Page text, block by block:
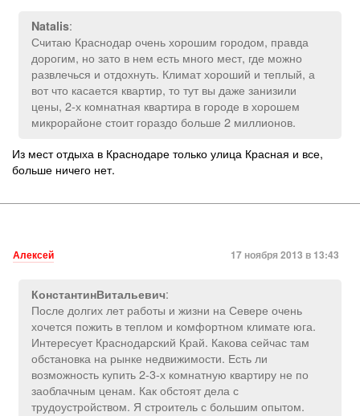
Natalis:
Считаю Краснодар очень хорошим городом, правда
дорогим, но зато в нем есть много мест, где можно
развлечься и отдохнуть. Климат хороший и теплый, а
вот что касается квартир, то тут вы даже занизили
цены, 2-х комнатная квартира в городе в хорошем
микрорайоне стоит гораздо больше 2 миллионов.
Из мест отдыха в Краснодаре только улица Красная и все,
больше ничего нет.
Алексей 17 ноября 2013 в 13:43
КонстантинВитальевич:
После долгих лет работы и жизни на Севере очень
хочется пожить в теплом и комфортном климате юга.
Интересует Краснодарский Край. Какова сейчас там
обстановка на рынке недвижимости. Есть ли
возможность купить 2-3-х комнатную квартиру не по
заоблачным ценам. Как обстоят дела с
трудоустройством. Я строитель с большим опытом.